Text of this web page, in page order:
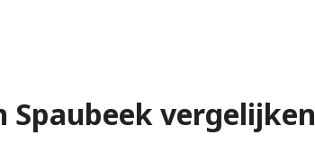
Spaubeek vergelijken